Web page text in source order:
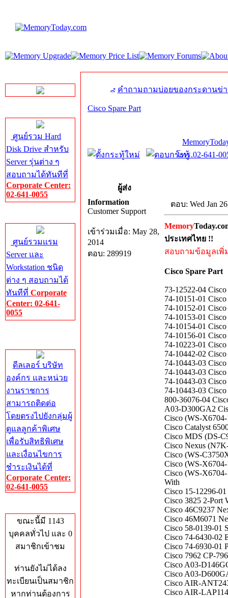
ศูนย์รวม Hard
Disk Drive สำหรับ
Server รุ่นต่าง ๆ
สอบถามได้ทันทีที่
Corporate Center:
02-641-0055
ศูนย์รวมแรม
Server และ
Workstation ชนิด
ต่าง ๆ สอบถามได้
ทันทีที่ Corporate
Center: 02-641-
0055
ดีลเลอร์ บริษัท
องค์กร และหน่วย
งานราชการ
สามารถติดต่อ
โดยตรงไปยังกลุ่มผู้
ดูแลลูกค้าพิเศษ
เพื่อรับสิทธิพิเศษ
และเงื่อนไขการ
ชำระเงินได้ที่
Corporate Center:
02-641-0055
ขณะนี้มี 1143
บุคคลทั่วไป และ 0
สมาชิกเข้าชม
ท่านยังไม่ได้ลง
ทะเบียนเป็นสมาชิก
หากท่านต้องการ
คำถามถามบ่อยของกระดานข่
Cisco Spare Part
โทร.02-641-
ผู้ส่ง
Information
Customer Support
เข้าร่วมเมื่อ: May 28,
2014
ตอบ: 289919
ตอบ: Wed Jan
Memory
ประเทศไทย !!
สอบถามข้อมูลเพิ่
Cisco Spare Part
73-12522-04
74-10151-01
74-10152-01
74-10153-01
74-10154-01
74-10156-01
74-10223-01
74-10442-02
74-10443-03
74-10443-03
74-10443-03
74-10443-03
800-36076-04
A03-D300GA2
Cisco (WS-
Cisco Catalyst
Cisco MDS (DS-
Cisco Nexus
Cisco (WS-
Cisco (WS-
Cisco (WS-
With
Cisco 15-12296-
Cisco 3825 2-Port
Cisco 46C9237
Cisco 46M6071
Cisco 58-0139-01
Cisco 74-6430-02
Cisco 74-6930-01
Cisco 7962 CP-
Cisco A03-
Cisco A03-
Cisco AIR-
Cisco AIR-